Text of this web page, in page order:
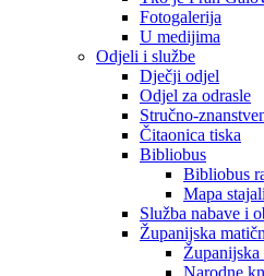
Fotogalerija
U medijima
Odjeli i službe
Dječji odjel
Odjel za odrasle
Stručno-
Čitaonica tiska
Bibliobus
Bibliobus
Mapa
Služba nabave i
Županijska
Narodne